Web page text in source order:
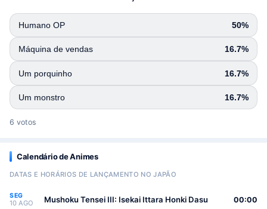
Humano OP 50%
Máquina de vendas 16.7%
Um porquinho 16.7%
Um monstro 16.7%
6 votos
Calendário de Animes
DATAS E HORÁRIOS DE LANÇAMENTO NO JAPÃO
SEG
10 AGO Mushoku Tensei III: Isekai Ittara Honki Dasu 00:00